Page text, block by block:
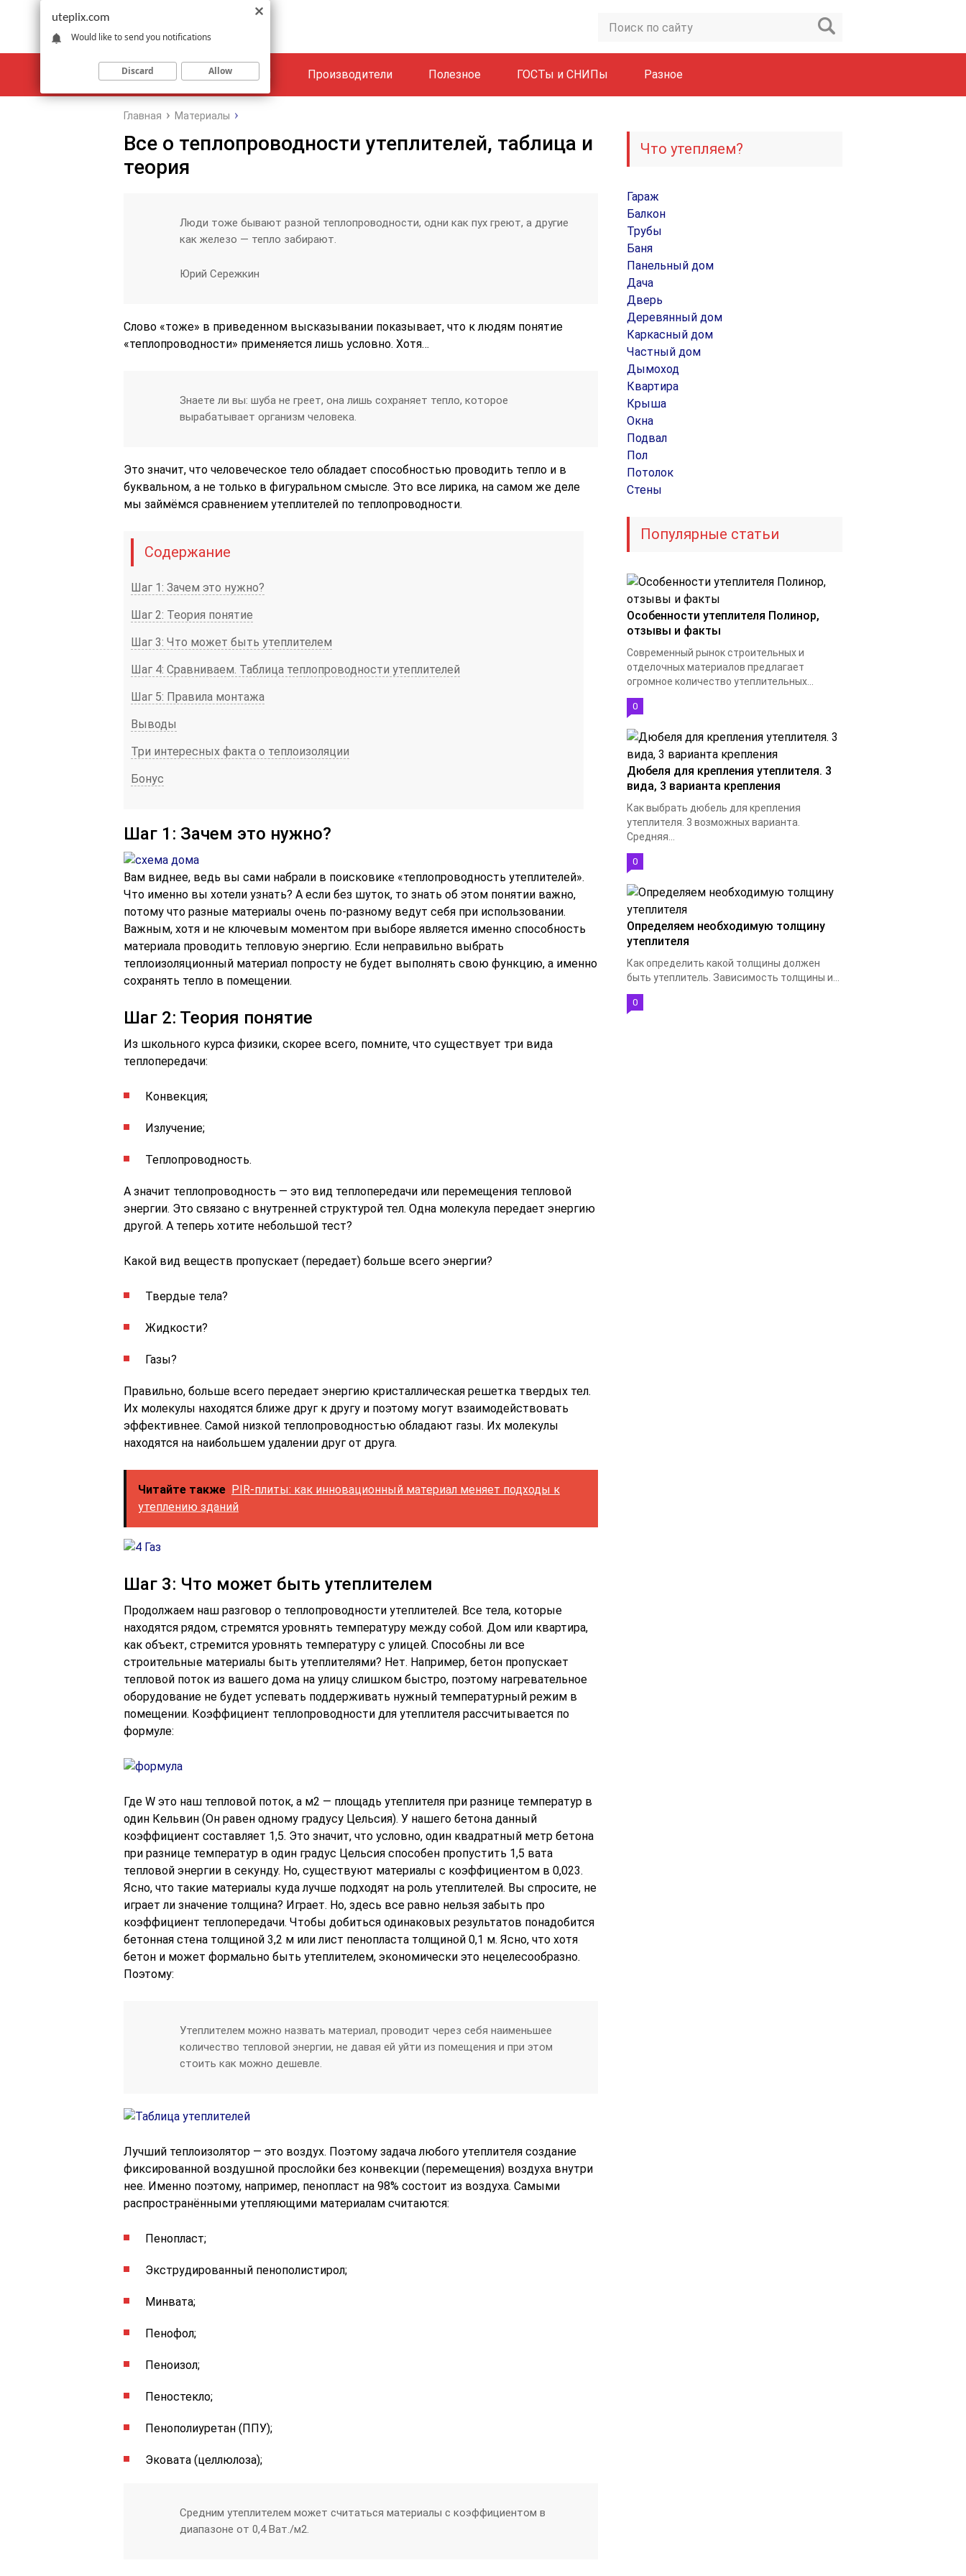
Материалы Объекты Производители Полезное ГОСТы и СНИПы Разное
Главная Материалы
Все о теплопроводности утеплителей, таблица и
теория
Люди тоже бывают разной теплопроводности, одни как пух греют, а другие
как железо — тепло забирают.
Юрий Сережкин
Слово «тоже» в приведенном высказывании показывает, что к людям понятие
«теплопроводности» применяется лишь условно. Хотя…
Знаете ли вы: шуба не греет, она лишь сохраняет тепло, которое
вырабатывает организм человека.
Это значит, что человеческое тело обладает способностью проводить тепло и в
буквальном, а не только в фигуральном смысле. Это все лирика, на самом же деле
мы займёмся сравнением утеплителей по теплопроводности.
Содержание
Шаг 1: Зачем это нужно?
Шаг 2: Теория понятие
Шаг 3: Что может быть утеплителем
Шаг 4: Сравниваем. Таблица теплопроводности утеплителей
Шаг 5: Правила монтажа
Выводы
Три интересных факта о теплоизоляции
Бонус
Шаг 1: Зачем это нужно?
Вам виднее, ведь вы сами набрали в поисковике «теплопроводность утеплителей».
Что именно вы хотели узнать? А если без шуток, то знать об этом понятии важно,
потому что разные материалы очень по-разному ведут себя при использовании.
Важным, хотя и не ключевым моментом при выборе является именно способность
материала проводить тепловую энергию. Если неправильно выбрать
теплоизоляционный материал попросту не будет выполнять свою функцию, а именно
сохранять тепло в помещении.
Шаг 2: Теория понятие
Из школьного курса физики, скорее всего, помните, что существует три вида
теплопередачи:
Конвекция;
Излучение;
Теплопроводность.
А значит теплопроводность — это вид теплопередачи или перемещения тепловой
энергии. Это связано с внутренней структурой тел. Одна молекула передает энергию
другой. А теперь хотите небольшой тест?
Какой вид веществ пропускает (передает) больше всего энергии?
Твердые тела?
Жидкости?
Газы?
Правильно, больше всего передает энергию кристаллическая решетка твердых тел.
Их молекулы находятся ближе друг к другу и поэтому могут взаимодействовать
эффективнее. Самой низкой теплопроводностью обладают газы. Их молекулы
находятся на наибольшем удалении друг от друга.
Читайте также PIR-плиты: как инновационный материал меняет подходы к
утеплению зданий
Шаг 3: Что может быть утеплителем
Продолжаем наш разговор о теплопроводности утеплителей. Все тела, которые
находятся рядом, стремятся уровнять температуру между собой. Дом или квартира,
как объект, стремится уровнять температуру с улицей. Способны ли все
строительные материалы быть утеплителями? Нет. Например, бетон пропускает
тепловой поток из вашего дома на улицу слишком быстро, поэтому нагревательное
оборудование не будет успевать поддерживать нужный температурный режим в
помещении. Коэффициент теплопроводности для утеплителя рассчитывается по
формуле:
Где W это наш тепловой поток, а м2 — площадь утеплителя при разнице температур в
один Кельвин (Он равен одному градусу Цельсия). У нашего бетона данный
коэффициент составляет 1,5. Это значит, что условно, один квадратный метр бетона
при разнице температур в один градус Цельсия способен пропустить 1,5 вата
тепловой энергии в секунду. Но, существуют материалы с коэффициентом в 0,023.
Ясно, что такие материалы куда лучше подходят на роль утеплителей. Вы спросите, не
играет ли значение толщина? Играет. Но, здесь все равно нельзя забыть про
коэффициент теплопередачи. Чтобы добиться одинаковых результатов понадобится
бетонная стена толщиной 3,2 м или лист пенопласта толщиной 0,1 м. Ясно, что хотя
бетон и может формально быть утеплителем, экономически это нецелесообразно.
Поэтому:
Утеплителем можно назвать материал, проводит через себя наименьшее
количество тепловой энергии, не давая ей уйти из помещения и при этом
стоить как можно дешевле.
Лучший теплоизолятор — это воздух. Поэтому задача любого утеплителя создание
фиксированной воздушной прослойки без конвекции (перемещения) воздуха внутри
нее. Именно поэтому, например, пенопласт на 98% состоит из воздуха. Самыми
распространёнными утепляющими материалам считаются:
Пенопласт;
Экструдированный пенополистирол;
Минвата;
Пенофол;
Пеноизол;
Пеностекло;
Пенополиуретан (ППУ);
Эковата (целлюлоза);
Средним утеплителем может считаться материалы с коэффициентом в
диапазоне от 0,4 Ват./м2.
Что утепляем?
Гараж
Балкон
Трубы
Баня
Панельный дом
Дача
Дверь
Деревянный дом
Каркасный дом
Частный дом
Дымоход
Квартира
Крыша
Окна
Подвал
Пол
Потолок
Стены
Популярные статьи
Особенности утеплителя Полинор,
отзывы и факты
Современный рынок строительных и
отделочных материалов предлагает
огромное количество утеплительных...
0
Дюбеля для крепления утеплителя. 3
вида, 3 варианта крепления
Как выбрать дюбель для крепления
утеплителя. 3 возможных варианта.
Средняя...
0
Определяем необходимую толщину
утеплителя
Как определить какой толщины должен
быть утеплитель. Зависимость толщины и...
0
uteplix.com
Would like to send you notifications
Discard Allow